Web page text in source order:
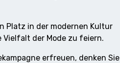
Platz in der modernen Kultur
Vielfalt der Mode zu feiern.
erfreuen, denken Sie